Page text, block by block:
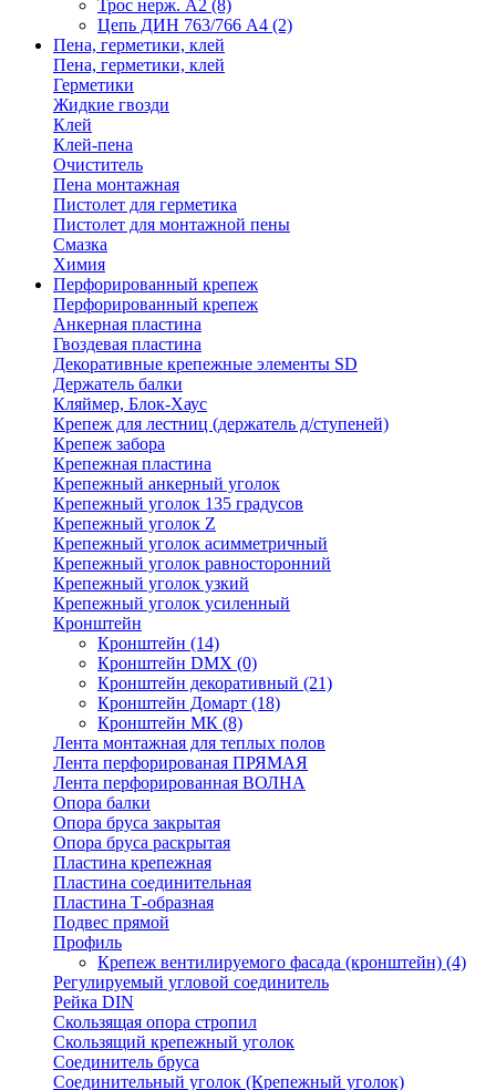
Трос нерж. А2 (8)
Цепь ДИН 763/766 А4 (2)
Пена, герметики, клей
Пена, герметики, клей
Герметики
Жидкие гвозди
Клей
Клей-пена
Очиститель
Пена монтажная
Пистолет для герметика
Пистолет для монтажной пены
Смазка
Химия
Перфорированный крепеж
Перфорированный крепеж
Анкерная пластина
Гвоздевая пластина
Декоративные крепежные элементы SD
Держатель балки
Кляймер, Блок-Хаус
Крепеж для лестниц (держатель д/ступеней)
Крепеж забора
Крепежная пластина
Крепежный анкерный уголок
Крепежный уголок 135 градусов
Крепежный уголок Z
Крепежный уголок асимметричный
Крепежный уголок равносторонний
Крепежный уголок узкий
Крепежный уголок усиленный
Кронштейн
Кронштейн (14)
Кронштейн DMX (0)
Кронштейн декоративный (21)
Кронштейн Домарт (18)
Кронштейн МК (8)
Лента монтажная для теплых полов
Лента перфорированая ПРЯМАЯ
Лента перфорированная ВОЛНА
Опора балки
Опора бруса закрытая
Опора бруса раскрытая
Пластина крепежная
Пластина соединительная
Пластина Т-образная
Подвес прямой
Профиль
Крепеж вентилируемого фасада (кронштейн) (4)
Регулируемый угловой соединитель
Рейка DIN
Скользящая опора стропил
Скользящий крепежный уголок
Соединитель бруса
Соединительный уголок (Крепежный уголок)